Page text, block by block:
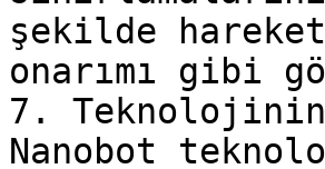
şekilde
onarımı gibi
7.
Nanobot